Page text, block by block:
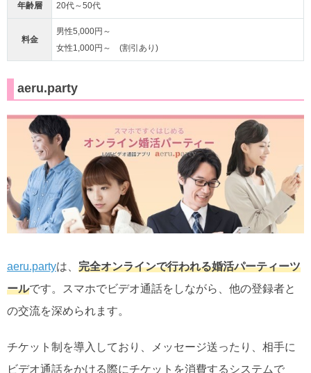
年齢層 20代～50代
料金
男性5,000円～
女性1,000円～ (割引あり)
aeru.party
aeru.partyは、 完全オンラインで行われる婚活パーティーツ
ールです。スマホでビデオ通話をしながら、他の登録者と
の交流を深められます。
チケット制を導入しており、メッセージ送ったり、相手に
ビデオ通話をかける際にチケットを消費するシステムで